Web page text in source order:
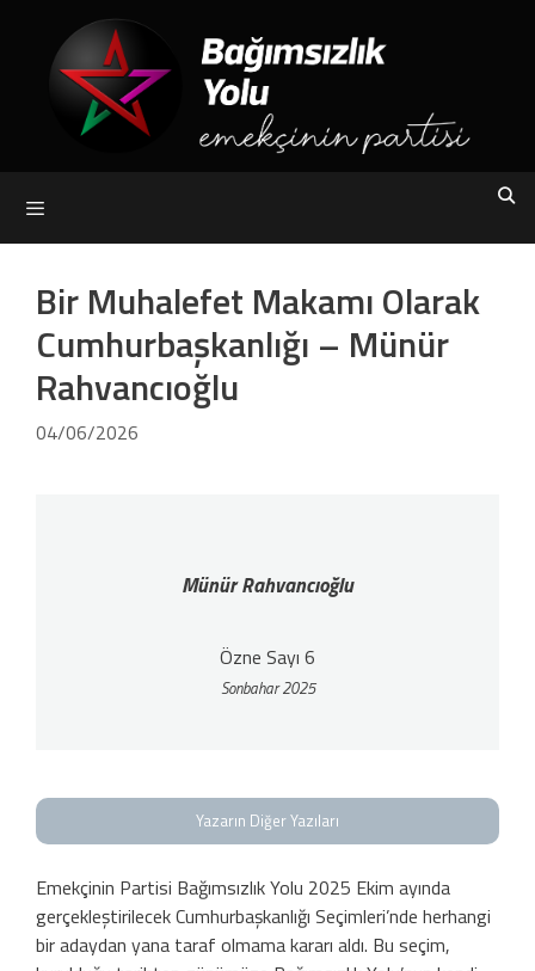
content
Bir Muhalefet Makamı Olarak
Cumhurbaşkanlığı – Münür
Rahvancıoğlu
04/06/2026
Münür Rahvancıoğlu
Özne Sayı 6
Sonbahar 2025
Yazarın Diğer Yazıları
Emekçinin Partisi Bağımsızlık Yolu 2025 Ekim ayında
gerçekleştirilecek Cumhurbaşkanlığı Seçimleri’nde herhangi
bir adaydan yana taraf olmama kararı aldı. Bu seçim,